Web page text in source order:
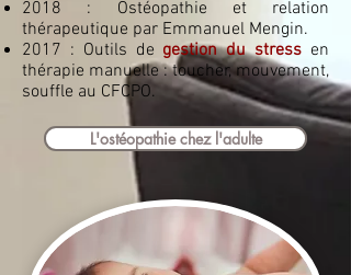
2018 : Ostéopathie et relation
thérapeutique par Emmanuel Mengin.
2017 : Outils de gestion du stress en
thérapie manuelle : toucher, mouvement,
souffle au CFCPO.
L'ostéopathie chez l'adulte